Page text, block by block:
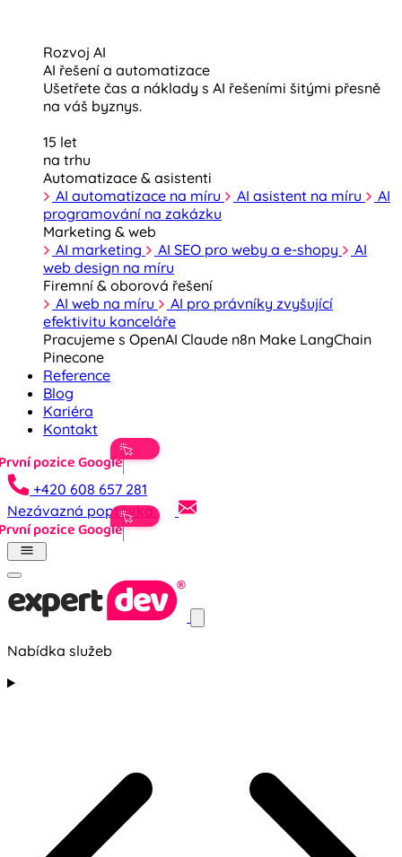
Rozvoj AI
AI řešení a automatizace
Ušetřete čas a náklady s AI řešeními šitými přesně
na váš byznys.
15 let
na trhu
Automatizace & asistenti
AI automatizace na míru
AI asistent na míru
AI
programování na zakázku
Marketing & web
AI marketing
AI SEO pro weby a e-shopy
AI
web design na míru
Firemní & oborová řešení
AI web na míru
AI pro právníky zvyšující
efektivitu kanceláře
Pracujeme s OpenAI Claude n8n Make LangChain
Pinecone
Reference
Blog
Kariéra
Kontakt
+420 608 657 281
Nezávazná poptávka
Nabídka služeb